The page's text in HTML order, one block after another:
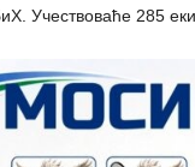
Учествоваће 285